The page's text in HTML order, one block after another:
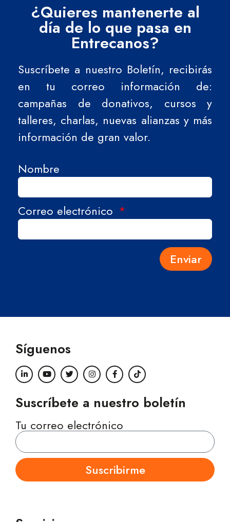
¿Quieres mantenerte al
día de lo que pasa en
Entrecanos?
Suscríbete a nuestro Boletín, recibirás
en tu correo información de:
campañas de donativos, cursos y
talleres, charlas, nuevas alianzas y más
información de gran valor.
Nombre
Correo electrónico
Enviar
Síguenos
Suscríbete a nuestro boletín
Tu correo electrónico
Suscribirme